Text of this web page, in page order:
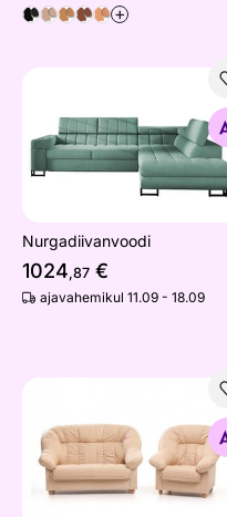
+
Otsi sarnaseid
Nurgadiivanvoodi
1024,87 €
ajavahemikul 11.09 - 18.09
Nahast diivanikomplekt
Otsi sarnaseid